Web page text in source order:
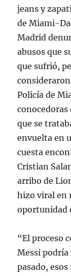
jeans y
de Miami-
Madrid
abusos que
que sufrió,
Policía de
que se
envuelta en
cuesta
Cristian
arribo de
hizo viral en
oportunidad
“El proceso
Messi
pasado,